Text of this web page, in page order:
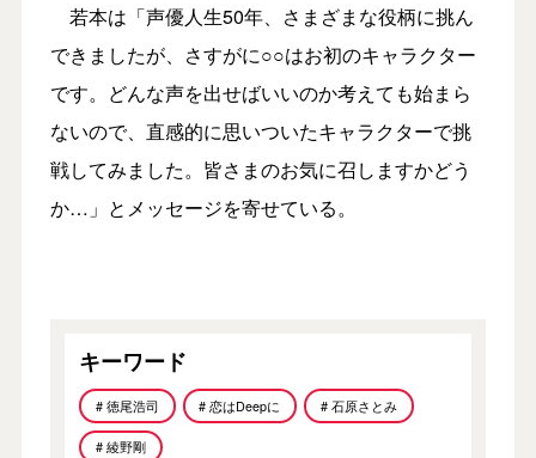
若本は「声優人生50年、さまざまな役柄に挑ん
できましたが、さすがに○○はお初のキャラクター
です。どんな声を出せばいいのか考えても始まら
ないので、直感的に思いついたキャラクターで挑
戦してみました。皆さまのお気に召しますかどう
か…」とメッセージを寄せている。
キーワード
# 徳尾浩司 # 恋はDeepに # 石原さとみ
# 綾野剛